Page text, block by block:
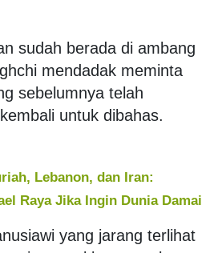
sudah berada di ambang
mendadak meminta
sebelumnya telah
untuk dibahas.
Lebanon, dan Iran:
Raya Jika Ingin Dunia Damai
yang jarang terlihat